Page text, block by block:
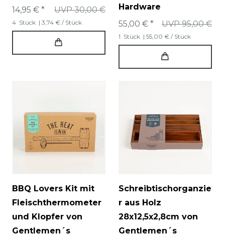
UVP 30,00 €
14,95 € *
4 Stück | 3,74 € / Stück
Hardware
UVP 95,00 €
55,00 € *
1 Stück | 55,00 € / Stück
BBQ Lovers Kit mit
Fleischthermometer
und Klopfer von
Gentlemen´s
Schreibtischorganzie
r aus Holz
28x12,5x2,8cm von
Gentlemen´s